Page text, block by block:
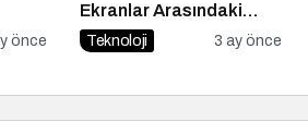
önce
Ekranlar Arasındaki
Farklar
Teknoloji 3 ay önce